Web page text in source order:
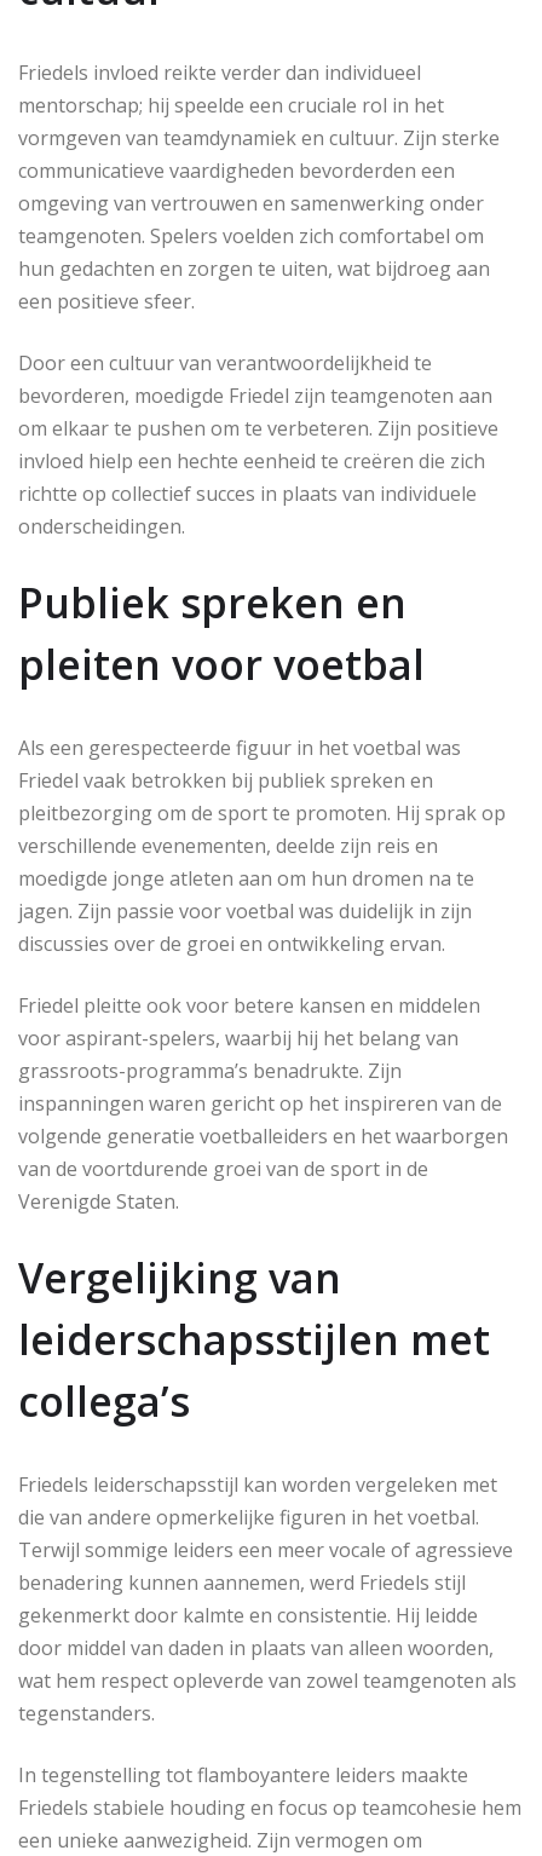
Friedels invloed reikte verder dan individueel
mentorschap; hij speelde een cruciale rol in het
vormgeven van teamdynamiek en cultuur. Zijn sterke
communicatieve vaardigheden bevorderden een
omgeving van vertrouwen en samenwerking onder
teamgenoten. Spelers voelden zich comfortabel om
hun gedachten en zorgen te uiten, wat bijdroeg aan
een positieve sfeer.
Door een cultuur van verantwoordelijkheid te
bevorderen, moedigde Friedel zijn teamgenoten aan
om elkaar te pushen om te verbeteren. Zijn positieve
invloed hielp een hechte eenheid te creëren die zich
richtte op collectief succes in plaats van individuele
onderscheidingen.
Publiek spreken en
pleiten voor voetbal
Als een gerespecteerde figuur in het voetbal was
Friedel vaak betrokken bij publiek spreken en
pleitbezorging om de sport te promoten. Hij sprak op
verschillende evenementen, deelde zijn reis en
moedigde jonge atleten aan om hun dromen na te
jagen. Zijn passie voor voetbal was duidelijk in zijn
discussies over de groei en ontwikkeling ervan.
Friedel pleitte ook voor betere kansen en middelen
voor aspirant-spelers, waarbij hij het belang van
grassroots-programma’s benadrukte. Zijn
inspanningen waren gericht op het inspireren van de
volgende generatie voetballeiders en het waarborgen
van de voortdurende groei van de sport in de
Verenigde Staten.
Vergelijking van
leiderschapsstijlen met
collega’s
Friedels leiderschapsstijl kan worden vergeleken met
die van andere opmerkelijke figuren in het voetbal.
Terwijl sommige leiders een meer vocale of agressieve
benadering kunnen aannemen, werd Friedels stijl
gekenmerkt door kalmte en consistentie. Hij leidde
door middel van daden in plaats van alleen woorden,
wat hem respect opleverde van zowel teamgenoten als
tegenstanders.
In tegenstelling tot flamboyantere leiders maakte
Friedels stabiele houding en focus op teamcohesie hem
een unieke aanwezigheid. Zijn vermogen om